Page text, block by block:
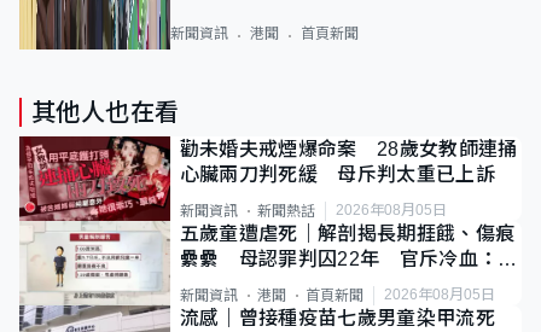
新聞資訊 港聞 首頁新聞
其他人也在看
勸未婚夫戒煙爆命案 28歲女教師連捅
心臟兩刀判死緩 母斥判太重已上訴
新聞資訊 新聞熱話 2026年08月05日
五歲童遭虐死｜解剖揭長期捱餓、傷痕
纍纍 母認罪判囚22年 官斥冷血：同
類案最惡劣
新聞資訊 港聞 首頁新聞 2026年08月05日
流感｜曾接種疫苗七歲男童染甲流死